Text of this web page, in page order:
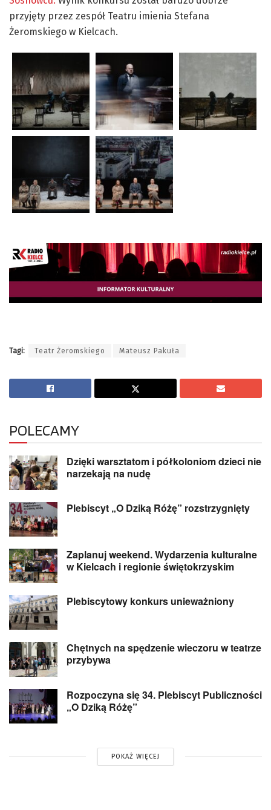
przyjęty przez zespół Teatru imienia Stefana
Żeromskiego w Kielcach.
Tagi: Teatr Żeromskiego Mateusz Pakuła
POLECAMY
Dzięki warsztatom i półkoloniom dzieci nie
narzekają na nudę
Plebiscyt „O Dziką Różę” rozstrzygnięty
Zaplanuj weekend. Wydarzenia kulturalne
w Kielcach i regionie świętokrzyskim
Plebiscytowy konkurs unieważniony
Chętnych na spędzenie wieczoru w teatrze
przybywa
Rozpoczyna się 34. Plebiscyt Publiczności
„O Dziką Różę”
POKAŻ WIĘCEJ